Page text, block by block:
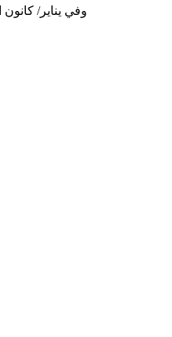
‏وفي يناير/ كانون الثاني 2019، أعلنت اللجنة إغلاق القضية بعد استعادة أكثر من 400 مليار ريال (106